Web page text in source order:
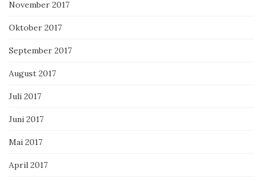
November 2017
Oktober 2017
September 2017
August 2017
Juli 2017
Juni 2017
Mai 2017
April 2017